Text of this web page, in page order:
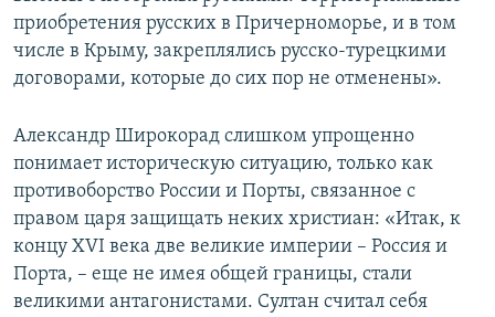
приобретения русских в Причерноморье, и в том
числе в Крыму, закреплялись русско-турецкими
договорами, которые до сих пор не отменены».
Александр Широкорад слишком упрощенно
понимает историческую ситуацию, только как
противоборство России и Порты, связанное с
правом царя защищать неких христиан: «Итак, к
концу XVI века две великие империи – Россия и
Порта, – еще не имея общей границы, стали
великими антагонистами. Султан считал себя